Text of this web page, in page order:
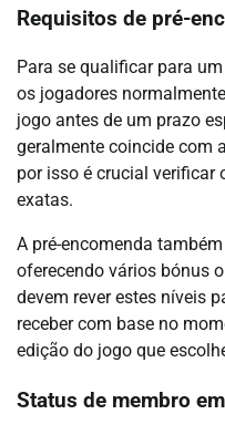
Requisitos de pré-
Para se qualificar para
os jogadores
jogo antes de um prazo
geralmente coincide com
por isso é crucial
exatas.
A pré-encomenda
oferecendo vários bónus
devem rever estes níveis
receber com base no
edição do jogo que
Status de membro